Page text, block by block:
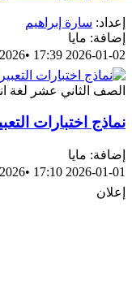
إعداد: سارة إبراهيم
إضافة: مايا
2026-01-02 17:39
•
الصف الثاني عشر لغة
نماذج اختبارات
إضافة: مايا
2026-01-01 17:10
•
إعلان